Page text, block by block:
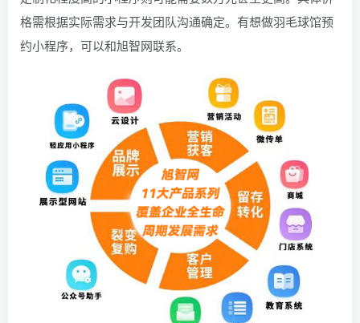
格需根据实际需求与开发团队沟通确定。有想做羽毛球馆预
约小程序，可以和旭智网联系。